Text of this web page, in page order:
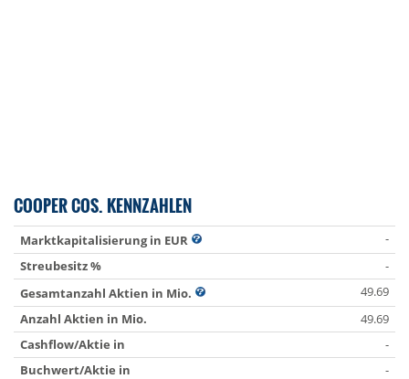
COOPER COS. KENNZAHLEN
Marktkapitalisierung in EUR
-
Streubesitz %
-
Gesamtanzahl Aktien in Mio.
49.69
Anzahl Aktien in Mio.
49.69
Cashflow/Aktie in
-
Buchwert/Aktie in
-